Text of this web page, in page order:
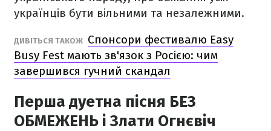
українців бути вільними та незалежними.
ДИВІТЬСЯ ТАКОЖ Спонсори фестивалю Easy
Busy Fest мають зв'язок з Росією: чим
завершився гучний скандал
Перша дуетна пісня БЕЗ
ОБМЕЖЕНЬ і Злати Огнєвіч